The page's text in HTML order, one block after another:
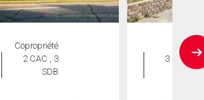
Copropriété
2 CAC , 3
SDB
Maison
3 CAC , 3
SDB